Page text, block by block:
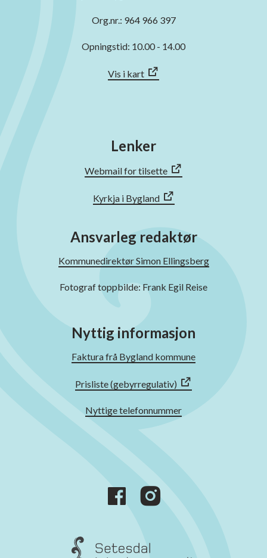
Org.nr.: 964 966 397
Opningstid: 10.00 - 14.00
Vis i kart
Lenker
Webmail for tilsette
Kyrkja i Bygland
Ansvarleg redaktør
Kommunedirektør Simon Ellingsberg
Fotograf toppbilde: Frank Egil Reise
Nyttig informasjon
Faktura frå Bygland kommune
Prisliste (gebyrregulativ)
Nyttige telefonnummer